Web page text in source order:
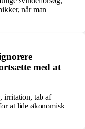
når man
med at
irritation, tab af
at lide økonomisk